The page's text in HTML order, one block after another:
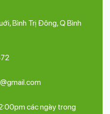
Xông 2 Cần Nóng Lạnh
Bình Trị Đông, Q Bình
các ngày trong